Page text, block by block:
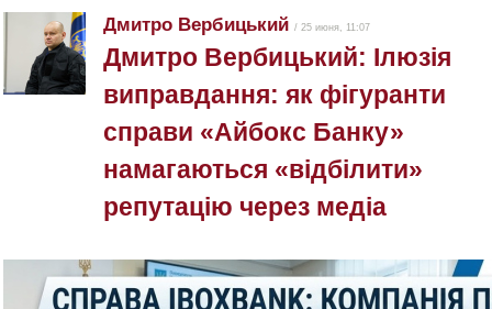
Дмитро Вербицький / 25 июня, 11:07
Дмитро Вербицький: Ілюзія
виправдання: як фігуранти
справи «Айбокс Банку»
намагаються «відбілити»
репутацію через медіа